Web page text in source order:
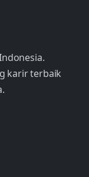
karir terbaik